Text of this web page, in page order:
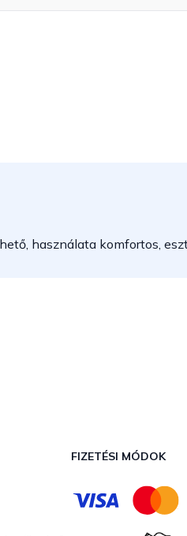
használata komfortos,
FIZETÉSI MÓDOK